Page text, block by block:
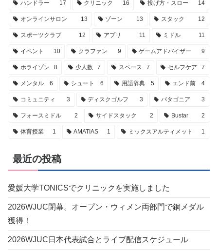
ハンドラー 17 クリニック 16 投げ方・スロー 14
オンラインサロン 13 ゾーン 13 スタック 12
スポーツクラブ 12 アプリ 11 ミドル 11
イベント 10 クラファン 9 ゲームアドバイザー 9
ホライゾン 8 少人数 7 スペース 7 セルフケア 7
メンタル 6 シュート 6 用語辞典 5 エンド前 4
コミュニティ 3 ディスクゴルフ 3 パタゴニア 3
フォースミドル 2 サイドスタック 2 Bustar 2
体育授業 1 AMATIAS 1 ミックスアルティメット 1
最近の投稿
愛媛大学TONICSでクリニックを実施しました
2026WJUC閉幕。オープン・ウィメン両部門で銅メダル
獲得！
2026WJUC日本代表試合とライブ配信スケジュール